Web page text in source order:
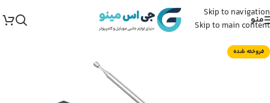
Skip to navigation
Skip to main content
منو
فروخته شده